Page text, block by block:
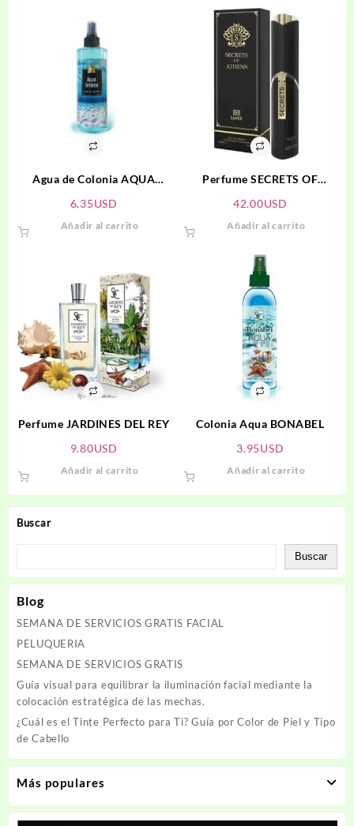
Buscar
Buscar
Blog
SEMANA DE SERVICIOS GRATIS FACIAL
PELUQUERIA
SEMANA DE SERVICIOS GRATIS
Guía visual para equilibrar la iluminación facial mediante la
colocación estratégica de las mechas.
¿Cuál es el Tinte Perfecto para Ti? Guía por Color de Piel y Tipo
de Cabello
Más populares
Agua de Colonia AQUA
6.35USD
Añadir al carrito
Perfume SECRETS OF
42.00USD
Añadir al carrito
Perfume JARDINES DEL REY
9.80USD
Añadir al carrito
Colonia Aqua BONABEL
3.95USD
Añadir al carrito